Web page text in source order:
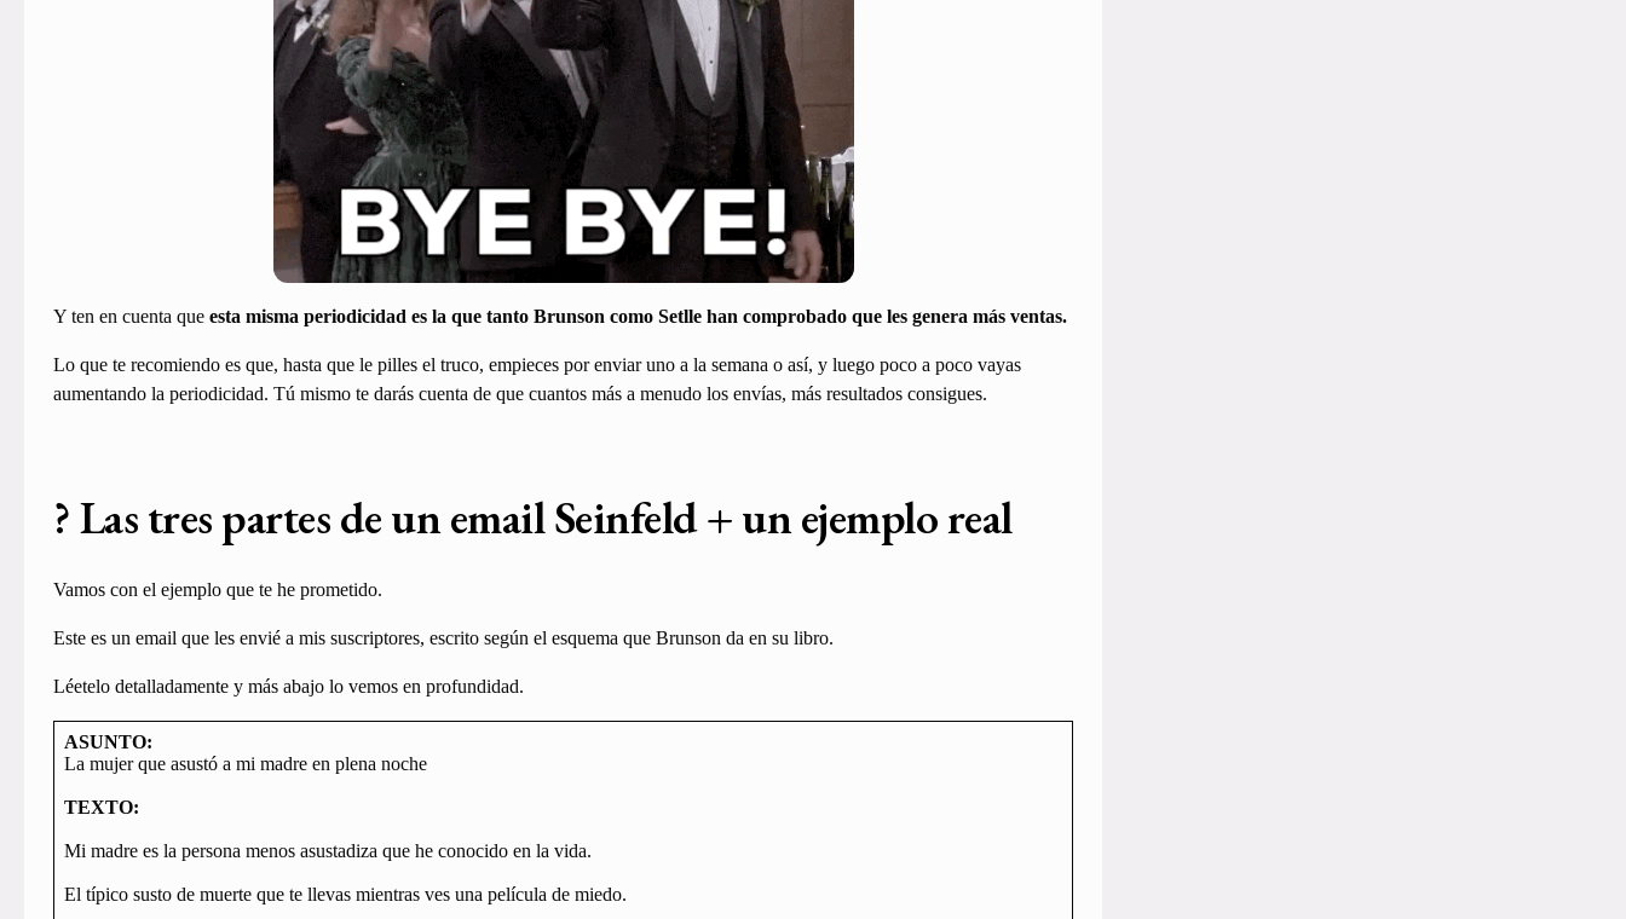
Y ten en cuenta que esta misma periodicidad es la que tanto Brunson como Setlle han comprobado que les genera más ventas.
Lo que te recomiendo es que, hasta que le pilles el truco, empieces por enviar uno a la semana o así, y luego poco a poco vayas
aumentando la periodicidad. Tú mismo te darás cuenta de que cuantos más a menudo los envías, más resultados consigues.
? Las tres partes de un email Seinfeld+ un ejemplo real
Vamos con el ejemplo que te he prometido.
Este es un email que les envié a mis suscriptores, escrito según el esquema que Brunson da en su libro.
Léetelo detalladamente y más abajo lo vemos en profundidad.
ASUNTO:
La mujer que asustó a mi madre en plena noche
TEXTO:
Mi madre es la persona menos asustadiza que he conocido en la vida.
El típico susto de muerte que te llevas mientras ves una película de miedo.